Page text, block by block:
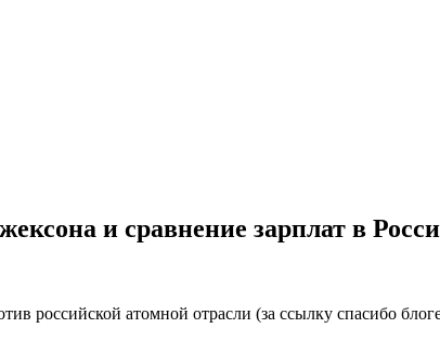
и сравнение зарплат в
российской атомной отрасли (за ссылку спасибо